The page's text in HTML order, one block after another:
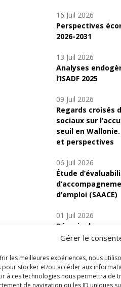
Gérer le
les meilleures expériences, nous
pour stocker et/ou accéder aux
à ces technologies nous permettra de
de navigation ou les ID uniques
16 Juil 2026
Perspectives
2026-2031
13 Juil 2026
Analyses
l’ISADF 2025
09 Juil 2026
Regards croisés
sociaux sur
seuil en
et perspectives
06 Juil 2026
Étude
d’emploi (SAACE)
01 Juil 2026
Pénurie du
indicateurs